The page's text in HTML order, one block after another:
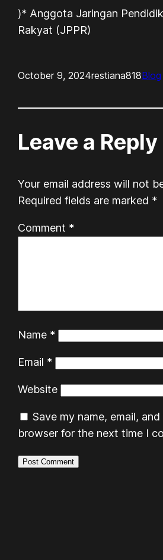
)* Anggota Jaringan
Rakyat (JPPR)
October 9, 2024restiana818Blog
Leave a Reply
Your email address will not
Required fields are marked *
Comment *
Name *
Email *
Website
Save my name, email,
browser for the next time I